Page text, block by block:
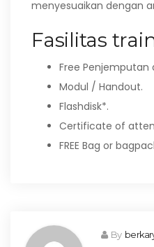
menyesuaikan dengan
Fasilitas
Free Penjemputan
Modul / Handout.
Flashdisk*.
Certificate of
FREE Bag or
By